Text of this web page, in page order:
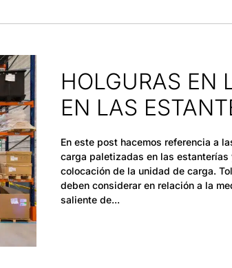
HOLGURAS EN
EN LAS
En este post hacemos referencia a
carga paletizadas en las
colocación de la unidad de carga.
deben considerar en relación a la
saliente de